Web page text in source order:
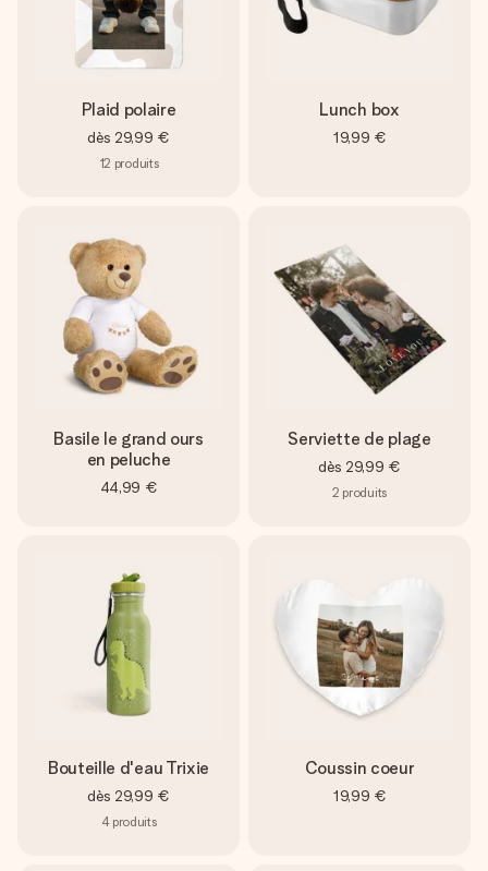
Plaid polaire
dès 29,99 €
12 produits
Lunch box
19,99 €
Basile le grand ours
en peluche
44,99 €
Serviette de plage
dès 29,99 €
2 produits
Bouteille d'eau Trixie
dès 29,99 €
4 produits
Coussin coeur
19,99 €